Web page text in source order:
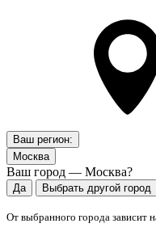
Ваш регион:
Москва
Ваш город — Москва?
Да Выбрать другой город
От выбранного города зависит